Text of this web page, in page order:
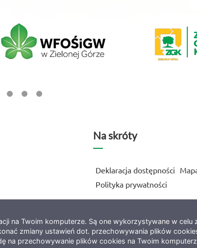
Na skróty
Deklaracja dostępności
Polityka prywatności
na Twoim komputerze. Są one wykorzystywane w celu
zmiany ustawień dot. przechowywania plików
na przechowywanie plików cookies na Twoim